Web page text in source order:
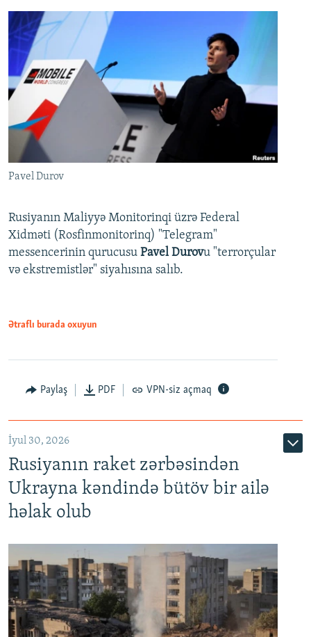
Pavel Durov
Rusiyanın Maliyyə Monitorinqi üzrə Federal
Xidməti (Rosfinmonitorinq) "Telegram"
messencerinin qurucusu Pavel Durovu "terrorçular
və ekstremistlər" siyahısına salıb.
Ətraflı burada oxuyun
Paylaş PDF VPN-siz açmaq
İyul 30, 2026
Rusiyanın raket zərbəsindən
Ukrayna kəndində bütöv bir ailə
həlak olub